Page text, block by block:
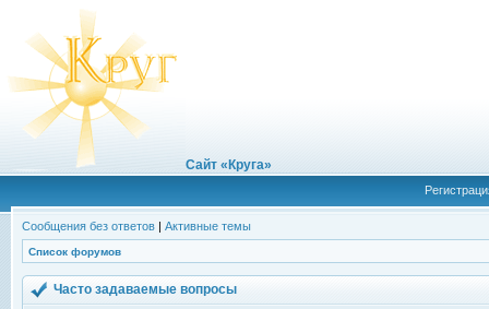
Сайт «Круга»
Сообщения без ответов | Активные темы
Список форумов
Часто задаваемые вопросы